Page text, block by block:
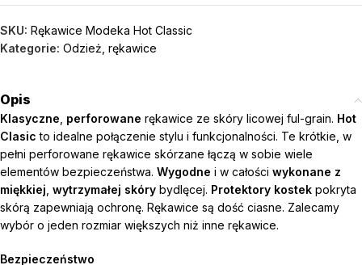
SKU: Rękawice Modeka Hot Classic
Kategorie: Odzież rękawice
Opis
Klasyczne perforowane rękawice ze skóry licowej ful-grain. Hot
Clasic to idealne połączenie stylu i funkcjonalności. Te krótkie, w
pełni perforowane rękawice skórzane łączą w sobie wiele
elementów bezpieczeństwa. Wygodne i w całości wykonane z
miękkiej wytrzymałej skóry bydlęcej. Protektory kostek pokryta
skórą zapewniają ochronę. Rękawice są dość ciasne. Zalecamy
wybór o jeden rozmiar większych niż inne rękawice.
Bezpieczeństwo